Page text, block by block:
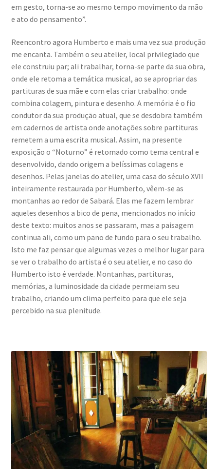
em gesto, torna-se ao mesmo tempo movimento da mão
e ato do pensamento”.
Reencontro agora Humberto e mais uma vez sua produção
me encanta. Também o seu atelier, local privilegiado que
ele construiu par; ali trabalhar, torna-se parte da sua obra,
onde ele retoma a temática musical, ao se apropriar das
partituras de sua mãe e com elas criar trabalho: onde
combina colagem, pintura e desenho. A memória é o fio
condutor da sua produção atual, que se desdobra também
em cadernos de artista onde anotações sobre partituras
remetem a uma escrita musical. Assim, na presente
exposição o “Noturno” é retomado como tema central e
desenvolvido, dando origem a belíssimas colagens e
desenhos. Pelas janelas do atelier, uma casa do século XVII
inteiramente restaurada por Humberto, vêem-se as
montanhas ao redor de Sabará. Elas me fazem lembrar
aqueles desenhos a bico de pena, mencionados no início
deste texto: muitos anos se passaram, mas a paisagem
continua ali, como um pano de fundo para o seu trabalho.
Isto me faz pensar que algumas vezes o melhor lugar para
se ver o trabalho do artista é o seu atelier, e no caso do
Humberto isto é verdade. Montanhas, partituras,
memórias, a luminosidade da cidade permeiam seu
trabalho, criando um clima perfeito para que ele seja
percebido na sua plenitude.